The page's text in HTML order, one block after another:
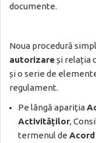
documente.
Noua procedură
autorizareși relația
și o serie de
regulament.
Pe lângă apariția
Activităților,
termenul de